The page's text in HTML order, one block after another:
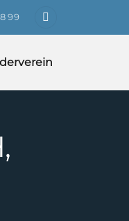
99